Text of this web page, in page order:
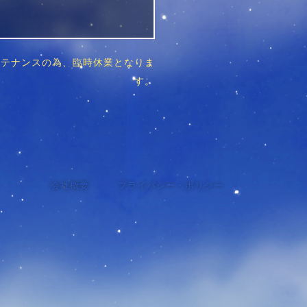
ナンスの為、臨時休業となりま
す。
会社概要 プライバシー・ポリシー